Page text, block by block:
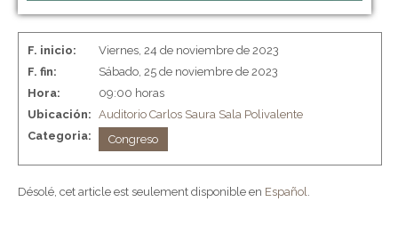
F. inicio:
Viernes, 24 de noviembre de 2023
F. fin:
Sábado, 25 de noviembre de 2023
Hora:
09:00 horas
Ubicación: Auditorio Carlos Saura Sala Polivalente
Categoria:
Congreso
Désolé, cet article est seulement disponible en Español